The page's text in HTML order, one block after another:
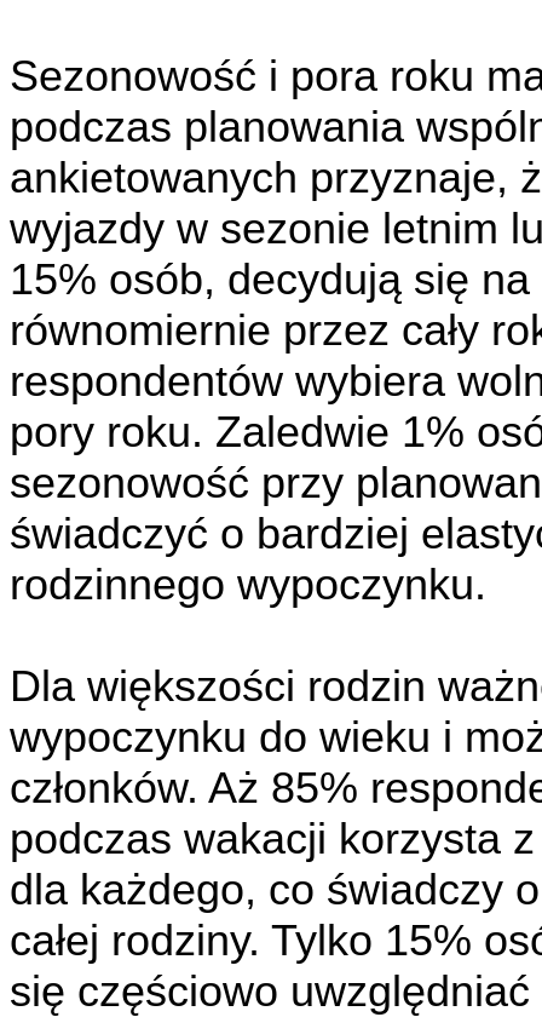
Sezonowość i pora roku
podczas planowania
ankietowanych przyznaje,
wyjazdy w sezonie letnim
15% osób, decydują się na
równomiernie przez cały
respondentów wybiera
pory roku. Zaledwie 1%
sezonowość przy
świadczyć o bardziej
rodzinnego wypoczynku.
Dla większości rodzin
wypoczynku do wieku i
członków. Aż 85%
podczas wakacji korzysta
dla każdego, co świadczy
całej rodziny. Tylko 15%
się częściowo